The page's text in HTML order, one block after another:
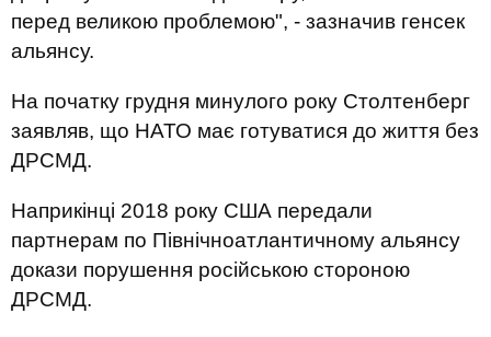
перед великою проблемою", - зазначив генсек
альянсу.
На початку грудня минулого року Столтенберг
заявляв, що НАТО має готуватися до життя без
ДРСМД.
Наприкінці 2018 року США передали
партнерам по Північноатлантичному альянсу
докази порушення російською стороною
ДРСМД.